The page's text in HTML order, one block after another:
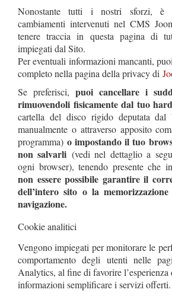
Nonostante tutti i nostri sforzi, è
cambiamenti intervenuti nel CMS
tenere traccia in questa pagina di
impiegati dal Sito.
Per eventuali informazioni mancanti,
completo nella pagina della privacy di
Se preferisci,puoi cancellare i
rimuovendoli fisicamente dal tuo
cartella del disco rigido deputata dal
manualmente o attraverso apposito
programma) o impostando il tuo
non salvarli (vedi nel dettaglio a
ogni browser), tenendo presente che
non essere possibile garantire il
dell’intero sito o la
navigazione.
Cookie analitici
Vengono impiegati per monitorare le
comportamento degli utenti nelle
Analytics, al fine di favorire l’esperienza
informazioni semplificare i servizi offerti.